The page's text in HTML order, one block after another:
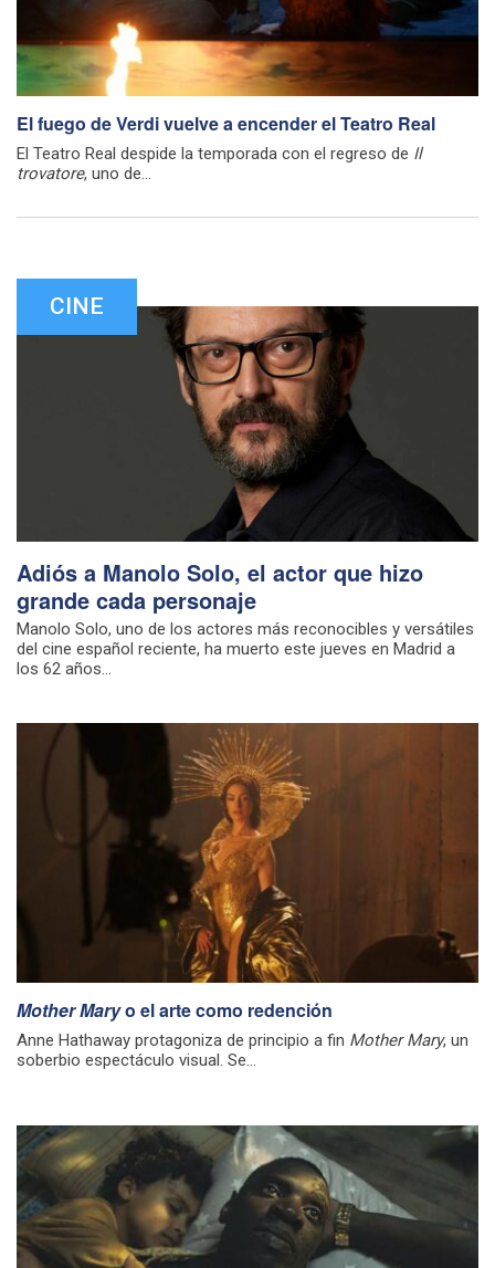
El fuego de Verdi vuelve a encender el Teatro Real
El Teatro Real despide la temporada con el regreso de Il
trovatore, uno de...
CINE
Adiós a Manolo Solo, el actor que hizo
grande cada personaje
Manolo Solo, uno de los actores más reconocibles y versátiles
del cine español reciente, ha muerto este jueves en Madrid a
los 62 años...
Mother Maryo el arte como redención
Anne Hathaway protagoniza de principio a fin Mother Mary, un
soberbio espectáculo visual. Se...